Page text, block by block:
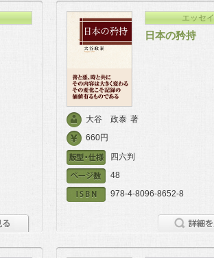
エッセイ
日本の矜持
大谷 政泰 著
660円
四六判
48
978-4-8096-8652-8